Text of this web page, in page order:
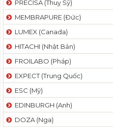
PRECISA (Thuỵ Sỹ)
MEMBRAPURE (Đức)
LUMEX (Canada)
HITACHI (Nhật Bản)
FROILABO (Pháp)
EXPECT (Trung Quốc)
ESC (Mỹ)
EDINBURGH (Anh)
DOZA (Nga)